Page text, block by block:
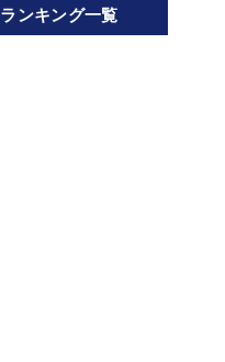
ランキング一覧